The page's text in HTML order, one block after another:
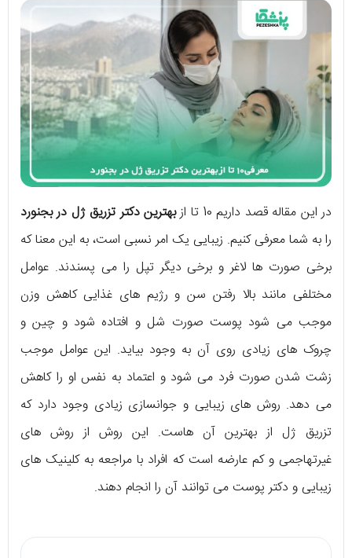
در این مقاله قصد داریم 10 تا از
بهترین دکتر تزریق ژل در بجنورد
را به شما معرفی کنیم. زیبایی یک امر نسبی است، به این معنا که
برخی صورت ها لاغر و برخی دیگر تپل را می پسندند. عوامل
مختلفی مانند بالا رفتن سن و رژیم های غذایی کاهش وزن
موجب می شود پوست صورت شل و افتاده شود و چین و
چروک های زیادی روی آن به وجود بیاید. این عوامل موجب
زشت شدن صورت فرد می شود و اعتماد به نفس او را کاهش
می دهد. روش های زیبایی و جوانسازی زیادی وجود دارد که
تزریق ژل از بهترین آن هاست. این روش از روش های
غیرتهاجمی و کم عارضه است که افراد با مراجعه به کلینیک های
زیبایی و دکتر پوست می توانند آن را انجام دهند.